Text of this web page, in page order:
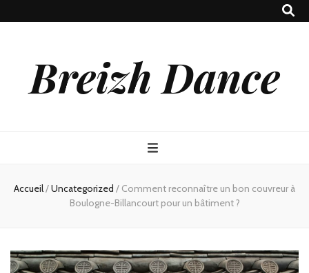
Breizh Dance
Accueil/Uncategorized / Comment reconnaître un bon couvreur à
Boulogne-Billancourt pour un bâtiment ?